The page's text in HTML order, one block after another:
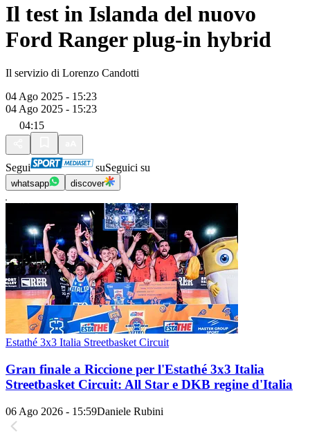
Il test in Islanda del nuovo
Ford Ranger plug-in hybrid
Il servizio di Lorenzo Candotti
04 Ago 2025 - 15:23
04 Ago 2025 - 15:23
04:15
Segui suSeguici su
whatsapp discover
Estathé 3x3 Italia Streetbasket Circuit
Gran finale a Riccione per l'Estathé 3x3 Italia
Streetbasket Circuit: All Star e DKB regine d'Italia
06 Ago 2026 - 15:59Daniele Rubini